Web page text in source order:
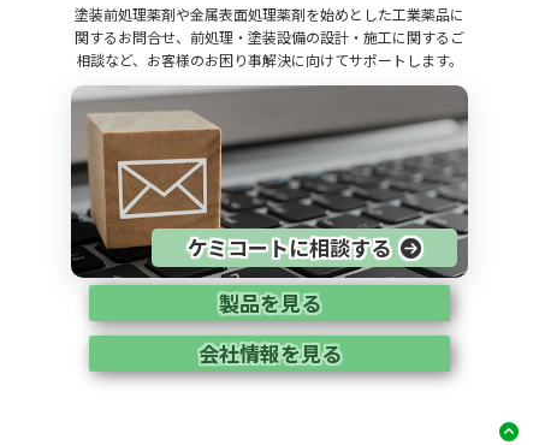
塗装前処理薬剤や金属表面処理薬剤を始めとした工業薬品に
関するお問合せ、前処理・塗装設備の設計・施工に関するご
相談など、お客様のお困り事解決に向けてサポートします。
ケミコートに相談する
製品を見る
会社情報を見る